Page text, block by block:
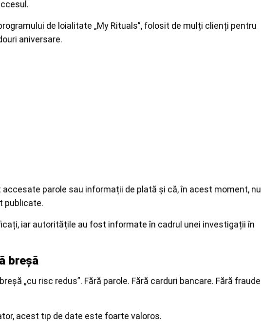
de loialitate „My Rituals”, folosit de mulți clienți pentru
aniversare.
parole sau informații de plată și că, în acest moment, nu
publicate.
iar autoritățile au fost informate în cadrul unei investigații în
breșă
„cu risc redus”. Fără parole. Fără carduri bancare. Fără fraude
acest tip de date este foarte valoros.